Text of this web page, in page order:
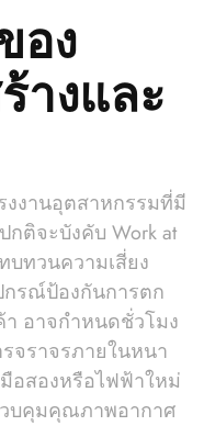
อง
างและ
งงานอุตสาหกรรมที่มี
ติจะบังคับ Work at
บทวนความเสี่ยง
รณ์ป้องกันการตก
อาจกำหนดชั่วโมง
จราจรภายในหนา
อสองหรือไฟฟ้าใหม่
บคุมคุณภาพอากาศ